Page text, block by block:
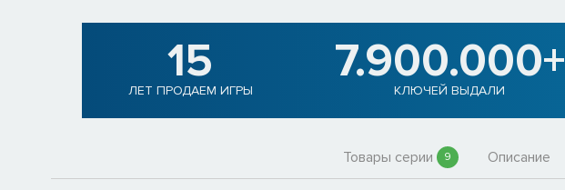
15
ЛЕТ ПРОДАЕМ ИГРЫ
7.900.000+
КЛЮЧЕЙ ВЫДАЛИ
Товары серии 9 Описание